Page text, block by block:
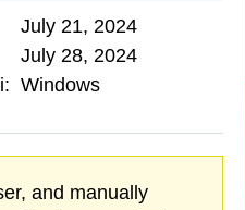
July 21, 2024
July 28, 2024
Windows
and manually